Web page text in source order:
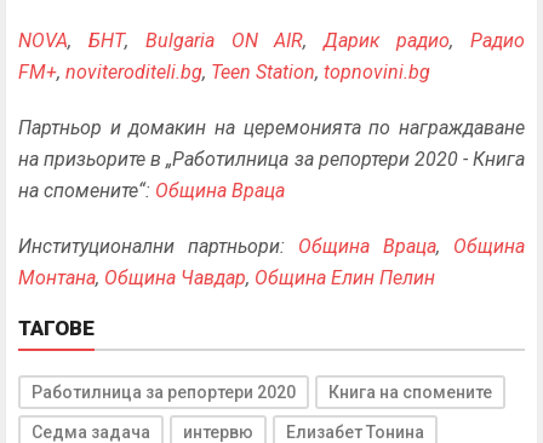
NOVA, БНТ, Bulgaria ON AIR,Дарик радио, Радио
FM+, noviteroditeli.bg, Teen Station, topnovini.bg
Партньор и домакин на церемонията по награждаване
на призьорите в „Работилница за репортери 2020 - Книга
на спомените“: Община Враца
Институционални партньори: Община Враца, Община
Монтана, Община Чавдар, Община Елин Пелин
ТАГОВЕ
Работилница за репортери 2020 Книга на спомените
Седма задача интервю Елизабет Тонина